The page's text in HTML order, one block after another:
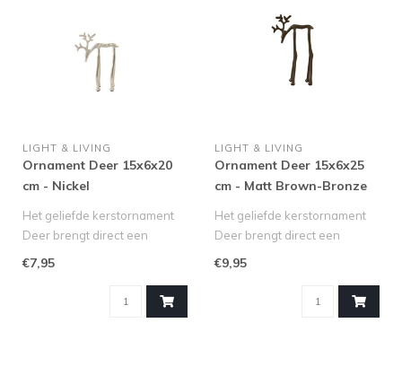
LIGHT & LIVING
Ornament Deer 15x6x20
cm - Nickel
Het geliefde kerstornament
Deer brengt direct een
€7,95
LIGHT & LIVING
Ornament Deer 15x6x25
cm - Matt Brown-Bronze
Het geliefde kerstornament
Deer brengt direct een
€9,95